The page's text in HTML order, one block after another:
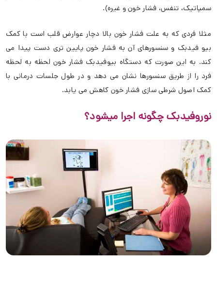
سمپاتیک، تنفس، فشار خون و غیره).
مثلا فردی که به علت فشار خون بالا دچار عوارض قلب است با کمک
بیو فیدبک و سنسورهای آن به فشار خون پایین تری دست پیدا می
کند. به این صورت که دستگاه بیوفیدبک فشار خون لحظه به لحظه
فرد را از طریق سنسورها نشان می دهد و در طول جلسات درمانی با
کمک اصول شرطی سازی فشار خون کاهش می یابد.
نوروفیدبک چگونه اجرا میشود؟